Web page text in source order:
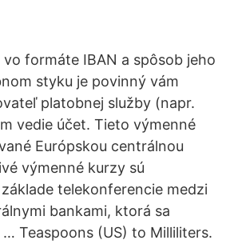
formáte IBAN a spôsob jeho
styku je povinný vám
platobnej služby (napr.
vedie účet. Tieto výmenné
Európskou centrálnou
výmenné kurzy sú
telekonferencie medzi
bankami, ktorá sa
Teaspoons (US) to Milliliters.